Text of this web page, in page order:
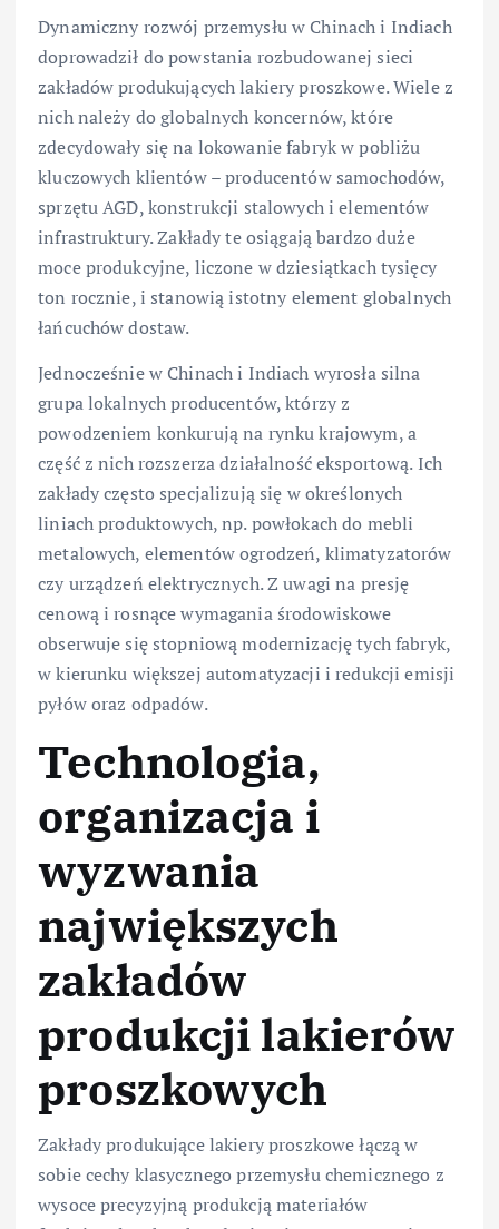
Dynamiczny rozwój przemysłu w Chinach i Indiach
doprowadził do powstania rozbudowanej sieci
zakładów produkujących lakiery proszkowe. Wiele z
nich należy do globalnych koncernów, które
zdecydowały się na lokowanie fabryk w pobliżu
kluczowych klientów – producentów samochodów,
sprzętu AGD, konstrukcji stalowych i elementów
infrastruktury. Zakłady te osiągają bardzo duże
moce produkcyjne, liczone w dziesiątkach tysięcy
ton rocznie, i stanowią istotny element globalnych
łańcuchów dostaw.
Jednocześnie w Chinach i Indiach wyrosła silna
grupa lokalnych producentów, którzy z
powodzeniem konkurują na rynku krajowym, a
część z nich rozszerza działalność eksportową. Ich
zakłady często specjalizują się w określonych
liniach produktowych, np. powłokach do mebli
metalowych, elementów ogrodzeń, klimatyzatorów
czy urządzeń elektrycznych. Z uwagi na presję
cenową i rosnące wymagania środowiskowe
obserwuje się stopniową modernizację tych fabryk,
w kierunku większej automatyzacji i redukcji emisji
pyłów oraz odpadów.
Technologia,
organizacja i
wyzwania
największych
zakładów
produkcji lakierów
proszkowych
Zakłady produkujące lakiery proszkowe łączą w
sobie cechy klasycznego przemysłu chemicznego z
wysoce precyzyjną produkcją materiałów